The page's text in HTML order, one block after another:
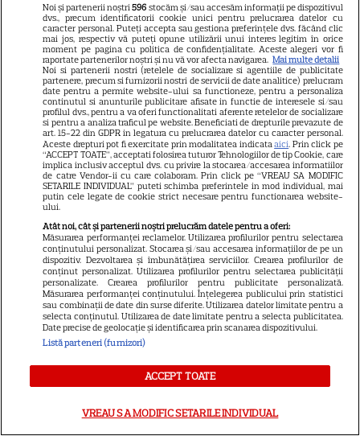
6
„Trafic”, episodul 3. Doru
ajunge la capătul puterilor
după ce Marius îi obligă să
intre în lumea mafiei: „Nu
trebuia să ajungem aici!”
ŞTIRI
11
VEDETE ROMÂNEŞTI
Chef Orlando Zaharia și soția
lui, Mădălina, au împlinit 22 de
ani de căsnicie. Cum arătau în
ziua nunții și povestea lor de
Noi și partenerii noștri596 stocăm și/sau accesăm informații pe dispozitivul
dvs., precum identificatorii cookie unici pentru prelucrarea datelor cu
caracter personal. Puteți accepta sau gestiona preferințele dvs. făcând clic
mai jos, respectiv vă puteți opune utilizării unui interes legitim în orice
moment pe pagina cu politica de confidențialitate. Aceste alegeri vor fi
raportate partenerilor noștri și nu vă vor afecta navigarea. Mai multe detalii
Noi si partenerii nostri (retelele de socializare si agentiile de publicitate
partenere, precum si furnizorii nostri de servicii de date analitice) prelucram
date pentru a permite website-ului sa functioneze, pentru a personaliza
continutul si anunturile publicitare afisate in functie de interesele si/sau
profilul dvs., pentru a va oferi functionalitati aferente retelelor de socializare
si pentru a analiza traficul pe website. Beneficiati de drepturile prevazute de
art. 15-22 din GDPR in legatura cu prelucrarea datelor cu caracter personal.
Aceste drepturi pot fi exercitate prin modalitatea indicataaici. Prin click pe
“ACCEPT TOATE”, acceptati folosirea tuturor Tehnologiilor de tip Cookie, care
implica inclusiv acceptul dvs. cu privire la stocarea/accesarea informatiilor
de catre Vendor-ii cu care colaboram. Prin click pe “VREAU SA MODIFIC
SETARILE INDIVIDUAL” puteti schimba preferintele in mod individual, mai
putin cele legate de cookie strict necesare pentru functionarea website-
ului.
Atât noi, cât și partenerii noștri prelucrăm datele pentru a oferi:
Măsurarea performanței reclamelor. Utilizarea profilurilor pentru selectarea
conținutului personalizat. Stocarea și/sau accesarea informațiilor de pe un
dispozitiv. Dezvoltarea și îmbunătățirea serviciilor. Crearea profilurilor de
conținut personalizat. Utilizarea profilurilor pentru selectarea publicității
personalizate. Crearea profilurilor pentru publicitate personalizată.
Măsurarea performanței conținutului. Înțelegerea publicului prin statistici
sau combinații de date din surse diferite. Utilizarea datelor limitate pentru a
selecta conținutul. Utilizarea de date limitate pentru a selecta publicitatea.
Date precise de geolocație și identificarea prin scanarea dispozitivului.
Listă parteneri (furnizori)
ACCEPT TOATE
VREAU SA MODIFIC SETARILE INDIVIDUAL